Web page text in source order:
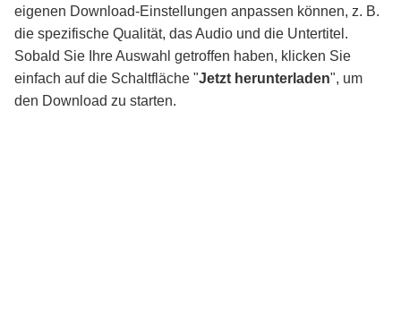
eigenen Download-Einstellungen anpassen können, z. B.
die spezifische Qualität, das Audio und die Untertitel.
Sobald Sie Ihre Auswahl getroffen haben, klicken Sie
einfach auf die Schaltfläche "Jetzt herunterladen", um
den Download zu starten.